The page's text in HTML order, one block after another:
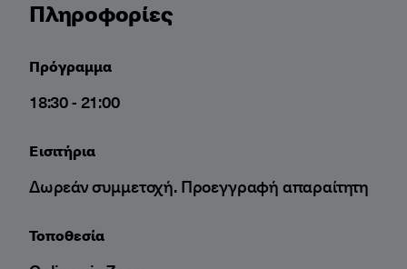
Πληροφορίες
Πρόγραμμα
18:30 - 21:00
Εισιτήρια
Δωρεάν συμμετοχή. Προεγγραφή απαραίτητη
Τοποθεσία